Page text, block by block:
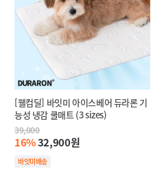
[웰컴딜] 바잇미 아이스베어 듀라론 기
능성 냉감 쿨매트 (3 sizes)
39,000
16%32,900원
바잇미배송